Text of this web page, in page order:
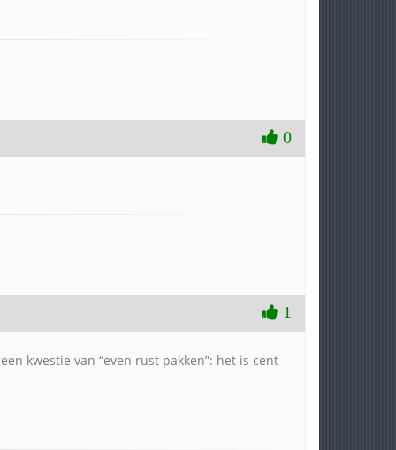
0
1
kwestie van “even rust pakken”: het is cent